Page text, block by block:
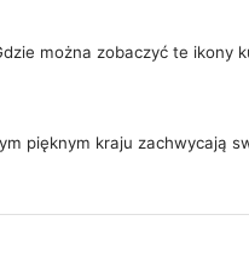
można zobaczyć te ikony
pięknym kraju zachwycają